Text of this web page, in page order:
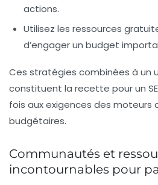
actions.
Utilisez les ressources
d’engager un budget
Ces stratégies combinées à un
constituent la recette pour un
fois aux exigences des
budgétaires.
Communautés et
incontournables pour